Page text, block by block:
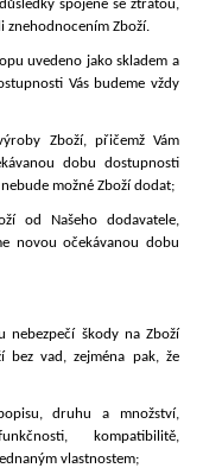
spojené se ztrátou,
znehodnocením Zboží.
uvedeno jako skladem a
Vás budeme vždy
Zboží, přičemž Vám
dobu dostupnosti
možné Zboží dodat;
od Našeho dodavatele,
novou očekávanou dobu
nebezpečí škody na Zboží
bez vad, zejména pak, že
druhu a množství,
kompatibilitě,
vlastnostem;